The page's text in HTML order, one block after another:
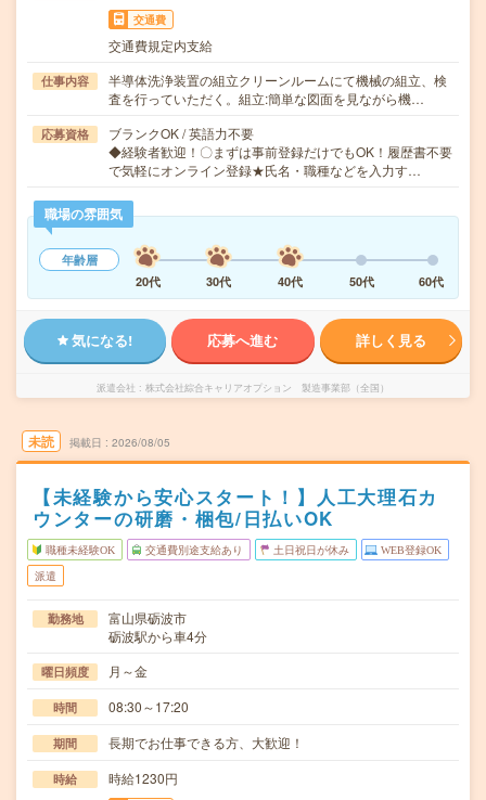
交通費
交通費規定内支給
仕事内容
半導体洗浄装置の組立クリーンルームにて機械の組立、検
査を行っていただく。組立:簡単な図面を見ながら機…
応募資格
ブランクOK / 英語力不要
◆経験者歓迎！〇まずは事前登録だけでもOK！履歴書不要
で気軽にオンライン登録★氏名・職種などを入力す…
職場の雰囲気
年齢層
20代
30代 40代 50代 60代
気になる! 応募へ進む 詳しく見る
派遣会社 株式会社綜合キャリアオプション 製造事業部（全国）
未読 掲載日 2026/08/05
【未経験から安心スタート！】人工大理石カ
ウンターの研磨・梱包/日払いOK
職種未経験OK 交通費別途支給あり 土日祝日が休み WEB登録OK
派遣
勤務地
富山県砺波市
砺波駅から車4分
曜日頻度 月～金
時間 08:30～17:20
期間 長期でお仕事できる方、大歓迎！
時給 時給1230円